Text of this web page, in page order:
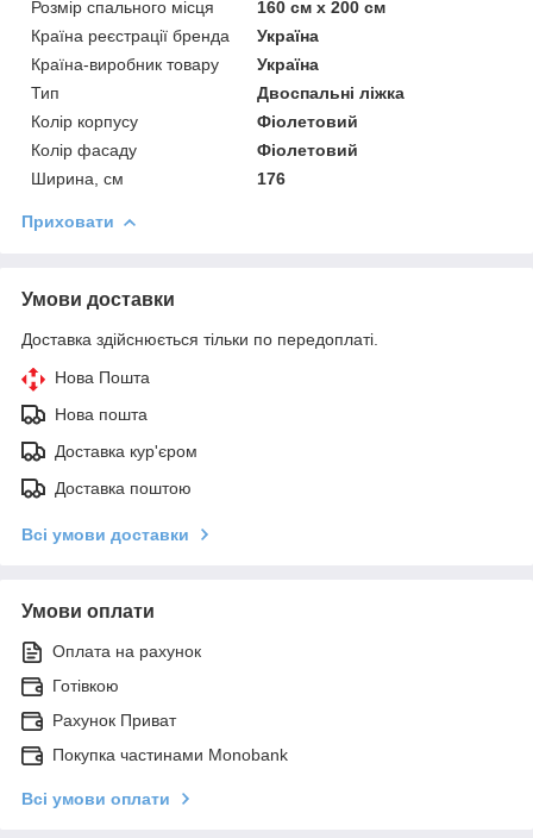
Розмір спального місця
160 см х 200 см
Країна реєстрації бренда
Україна
Країна-виробник товару
Україна
Тип
Двоспальні ліжка
Колір корпусу
Фіолетовий
Колір фасаду
Фіолетовий
Ширина, см
176
Приховати
Умови доставки
Доставка здійснюється тільки по передоплаті.
Нова Пошта
Нова пошта
Доставка кур'єром
Доставка поштою
Всі умови доставки
Умови оплати
Оплата на рахунок
Готівкою
Рахунок Приват
Покупка частинами Monobank
Всі умови оплати